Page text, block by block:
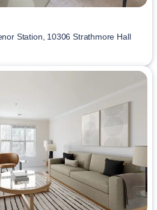
Station, 10306 Strathmore Hall